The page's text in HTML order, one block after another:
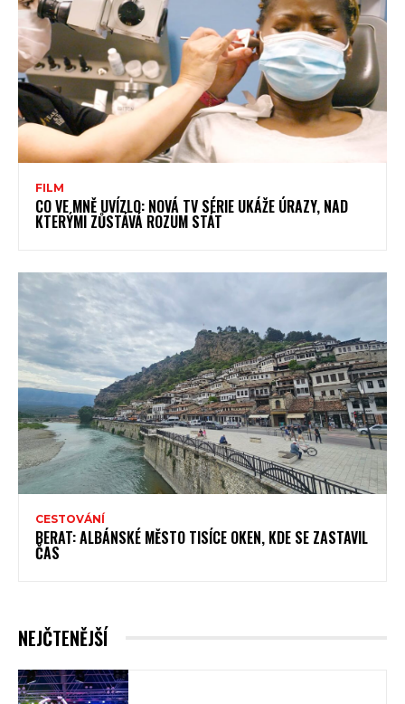
FILM
CO VE MNĚ UVÍZLO: NOVÁ TV SÉRIE UKÁŽE ÚRAZY, NAD
KTERÝMI ZŮSTÁVÁ ROZUM STÁT
CESTOVÁNÍ
BERAT: ALBÁNSKÉ MĚSTO TISÍCE OKEN, KDE SE ZASTAVIL
ČAS
NEJČTENĚJŠÍ